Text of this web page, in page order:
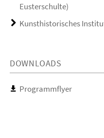
Eusterschulte)
Kunsthistorisches
DOWNLOADS
Programmflyer